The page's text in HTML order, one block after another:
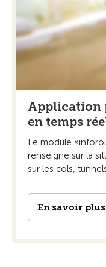
Application
en temps
Le module
renseigne sur la
sur les cols,
En savoir plus